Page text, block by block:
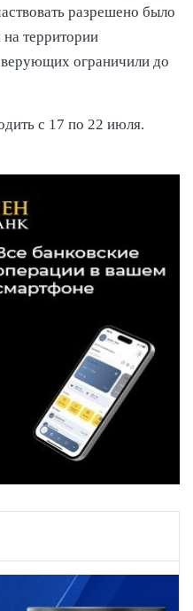
разрешено было
территории
ограничили до
с 17 по 22 июля.